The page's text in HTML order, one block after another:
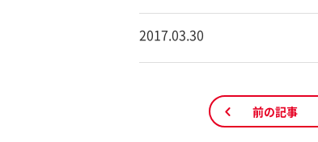
2017.03.30
前の記事